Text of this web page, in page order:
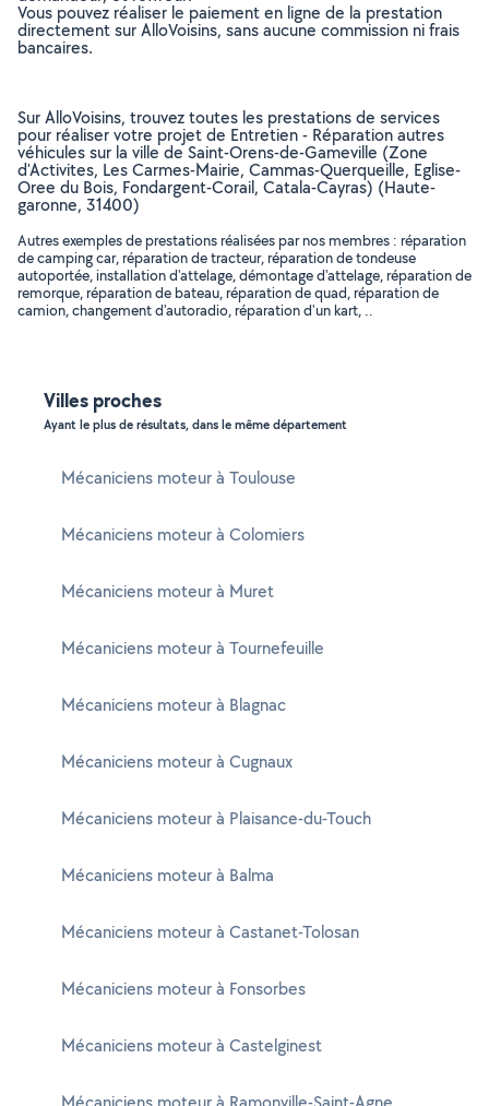
Vous pouvez réaliser le paiement en ligne de la prestation
directement sur AlloVoisins, sans aucune commission ni frais
bancaires.
Sur AlloVoisins, trouvez toutes les prestations de services
pour réaliser votre projet de Entretien - Réparation autres
véhicules sur la ville de Saint-Orens-de-Gameville (Zone
d'Activites, Les Carmes-Mairie, Cammas-Querqueille, Eglise-
Oree du Bois, Fondargent-Corail, Catala-Cayras) (Haute-
garonne, 31400)
Autres exemples de prestations réalisées par nos membres : réparation
de camping car, réparation de tracteur, réparation de tondeuse
autoportée, installation d'attelage, démontage d'attelage, réparation de
remorque, réparation de bateau, réparation de quad, réparation de
camion, changement d'autoradio, réparation d'un kart, ..
Villes proches
Ayant le plus de résultats, dans le même département
Mécaniciens moteur à Toulouse
Mécaniciens moteur à Colomiers
Mécaniciens moteur à Muret
Mécaniciens moteur à Tournefeuille
Mécaniciens moteur à Blagnac
Mécaniciens moteur à Cugnaux
Mécaniciens moteur à Plaisance-du-Touch
Mécaniciens moteur à Balma
Mécaniciens moteur à Castanet-Tolosan
Mécaniciens moteur à Fonsorbes
Mécaniciens moteur à Castelginest